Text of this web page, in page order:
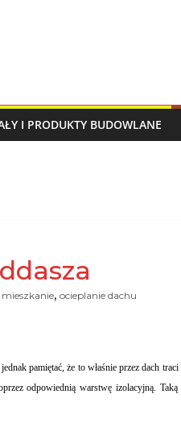
I PRODUKTY BUDOWLANE
mieszkanie, ocieplanie dachu
pamiętać, że to właśnie przez dach traci
odpowiednią warstwę izolacyjną.